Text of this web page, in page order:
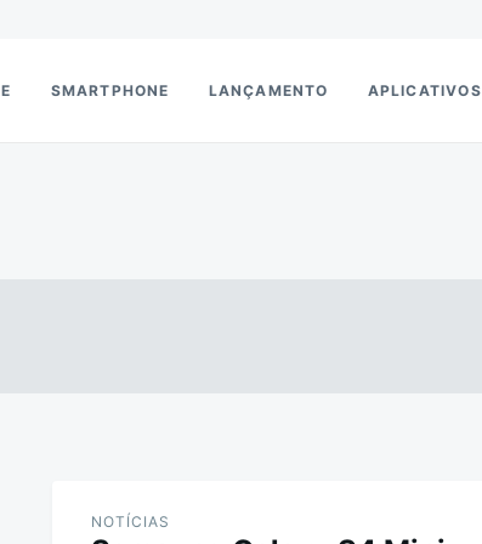
SMARTPHONE LANÇAMENTO APLICATIVOS
NOTÍCIAS